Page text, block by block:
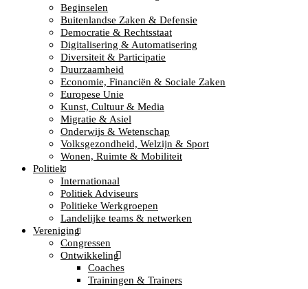
Beginselen
Buitenlandse Zaken & Defensie
Democratie & Rechtsstaat
Digitalisering & Automatisering
Diversiteit & Participatie
Duurzaamheid
Economie, Financiën & Sociale Zaken
Europese Unie
Kunst, Cultuur & Media
Migratie & Asiel
Onderwijs & Wetenschap
Volksgezondheid, Welzijn & Sport
Wonen, Ruimte & Mobiliteit
Politiek
Internationaal
Politiek Adviseurs
Politieke Werkgroepen
Landelijke teams & netwerken
Vereniging
Congressen
Ontwikkeling
Coaches
Trainingen & Trainers